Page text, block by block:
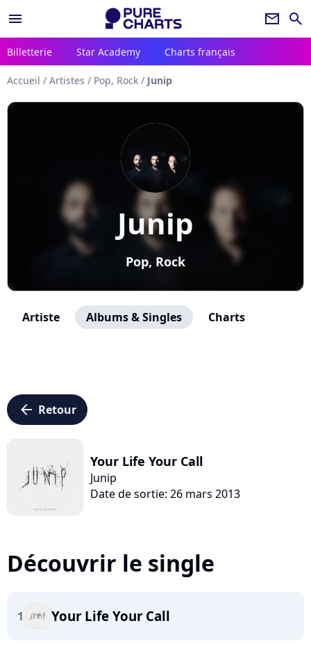
menu newsletter search
Billetterie Star Academy Charts français
Accueil / Artistes / Pop, Rock / Junip
Junip
Pop, Rock
Artiste Albums & Singles Charts
arrow_left Retour
Your Life Your Call
Junip
Date de sortie: 26 mars 2013
Découvrir le single
1 Your Life Your Call